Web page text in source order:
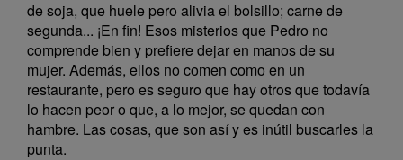
de soja, que huele pero alivia el bolsillo; carne de
segunda... ¡En fin! Esos misterios que Pedro no
comprende bien y prefiere dejar en manos de su
mujer. Además, ellos no comen como en un
restaurante, pero es seguro que hay otros que todavía
lo hacen peor o que, a lo mejor, se quedan con
hambre. Las cosas, que son así y es inútil buscarles la
punta.